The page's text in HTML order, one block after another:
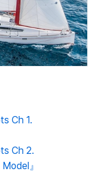
Ch 1.
Ch 2.
』